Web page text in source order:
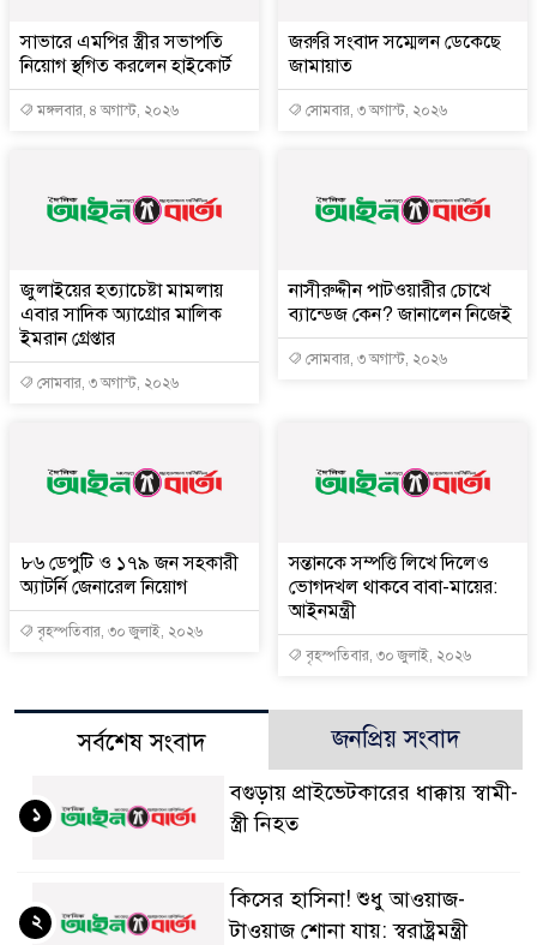
সাভারে এমপির স্ত্রীর সভাপতি
নিয়োগ স্থগিত করলেন হাইকোর্ট
মঙ্গলবার, ৪ অগাস্ট, ২০২৬
জরুরি সংবাদ সম্মেলন ডেকেছে
জামায়াত
সোমবার, ৩ অগাস্ট, ২০২৬
জুলাইয়ের হত্যাচেষ্টা মামলায়
এবার সাদিক অ্যাগ্রোর মালিক
ইমরান গ্রেপ্তার
সোমবার, ৩ অগাস্ট, ২০২৬
নাসীরুদ্দীন পাটওয়ারীর চোখে
ব্যান্ডেজ কেন? জানালেন নিজেই
সোমবার, ৩ অগাস্ট, ২০২৬
৮৬ ডেপুটি ও ১৭৯ জন সহকারী
অ্যাটর্নি জেনারেল নিয়োগ
বৃহস্পতিবার, ৩০ জুলাই, ২০২৬
সন্তানকে সম্পত্তি লিখে দিলেও
ভোগদখল থাকবে বাবা-মায়ের:
আইনমন্ত্রী
বৃহস্পতিবার, ৩০ জুলাই, ২০২৬
সর্বশেষ সংবাদ জনপ্রিয় সংবাদ
বগুড়ায় প্রাইভেটকারের ধাক্কায় স্বামী-
স্ত্রী নিহত
১
কিসের হাসিনা! শুধু আওয়াজ-
টাওয়াজ শোনা যায়: স্বরাষ্ট্রমন্ত্রী
২